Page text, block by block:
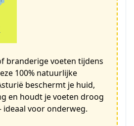
branderige voeten tijdens
100% natuurlijke
beschermt je huid,
en houdt je voeten droog
ideaal voor onderweg.